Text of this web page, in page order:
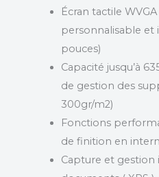
Écran tactile
personnalisable et
pouces)
Capacité jusqu’à
de gestion des
300gr/m2)
Fonctions
de finition en
Capture et gestion